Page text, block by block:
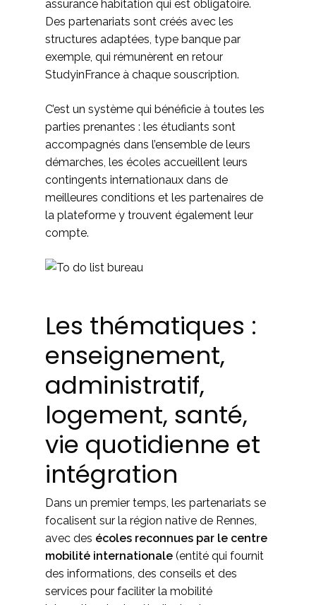
assurance habitation qui est obligatoire.
Des partenariats sont créés avec les
structures adaptées, type banque par
exemple, qui rémunèrent en retour
StudyinFrance à chaque souscription.
C’est un système qui bénéficie à toutes les
parties prenantes : les étudiants sont
accompagnés dans l’ensemble de leurs
démarches, les écoles accueillent leurs
contingents internationaux dans de
meilleures conditions et les partenaires de
la plateforme y trouvent également leur
compte.
Les thématiques :
enseignement,
administratif,
logement, santé,
vie quotidienne et
intégration
Dans un premier temps, les partenariats se
focalisent sur la région native de Rennes,
avec des écoles reconnues par le centre
mobilité internationale (entité qui fournit
des informations, des conseils et des
services pour faciliter la mobilité